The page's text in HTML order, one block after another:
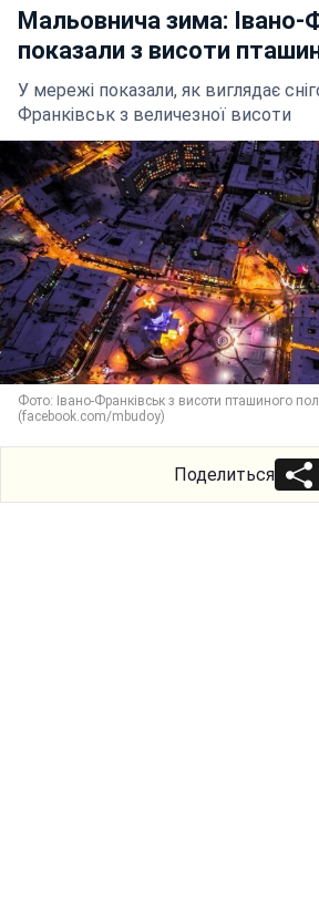
Мальовнича зима: Івано-
показали з висоти
У мережі показали, як виглядає
Франківськ з величезної висоти
Фото: Івано-Франківськ з висоти пташиного
(facebook.com/mbudoy)
Поделиться